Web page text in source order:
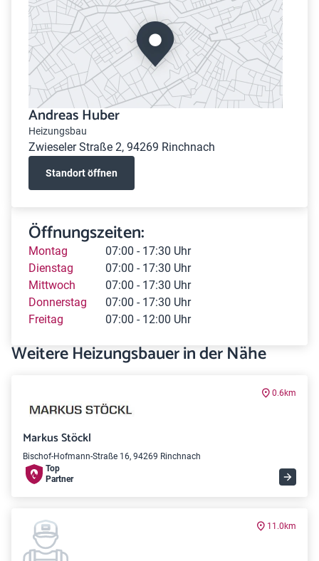
Andreas Huber
Heizungsbau
Zwieseler Straße 2, 94269 Rinchnach
Standort öffnen
Öffnungszeiten:
Montag
07:00 - 17:30 Uhr
Dienstag
07:00 - 17:30 Uhr
Mittwoch
07:00 - 17:30 Uhr
Donnerstag
07:00 - 17:30 Uhr
Freitag
07:00 - 12:00 Uhr
Weitere Heizungsbauer in der Nähe
0.6km
Markus Stöckl
Bischof-Hofmann-Straße 16, 94269 Rinchnach
Top
Partner
11.0km